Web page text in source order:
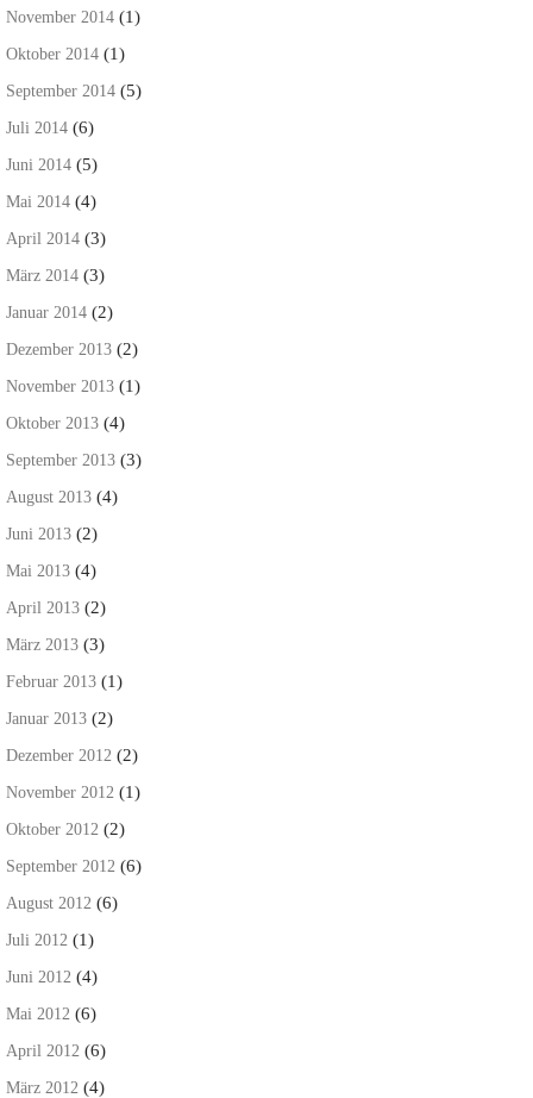
November 2014 (1)
Oktober 2014 (1)
September 2014 (5)
Juli 2014 (6)
Juni 2014 (5)
Mai 2014 (4)
April 2014 (3)
März 2014 (3)
Januar 2014 (2)
Dezember 2013 (2)
November 2013 (1)
Oktober 2013 (4)
September 2013 (3)
August 2013 (4)
Juni 2013 (2)
Mai 2013 (4)
April 2013 (2)
März 2013 (3)
Februar 2013 (1)
Januar 2013 (2)
Dezember 2012 (2)
November 2012 (1)
Oktober 2012 (2)
September 2012 (6)
August 2012 (6)
Juli 2012 (1)
Juni 2012 (4)
Mai 2012 (6)
April 2012 (6)
März 2012 (4)